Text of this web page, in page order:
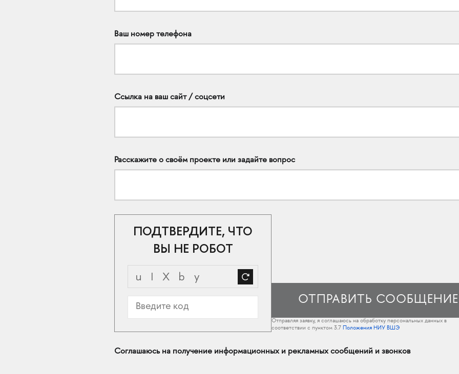
Ваш номер телефона
Ссылка на ваш сайт / соцсети
Расскажите о своём проекте или задайте вопрос
ПОДТВЕРДИТЕ, ЧТО
ВЫ НЕ РОБОТ
Отправляя заявку, я соглашаюсь на обработку персональных данных в
соответствии с пунктом 3.7Положения НИУ ВШЭ
Соглашаюсь на получение информационных и рекламных сообщений и звонков